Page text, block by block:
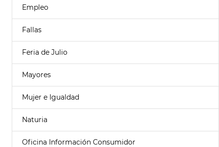
Empleo
Fallas
Feria de Julio
Mayores
Mujer e Igualdad
Naturia
Oficina Información Consumidor